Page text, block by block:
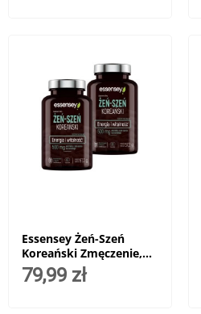
Essensey Żeń-Szeń
Koreański Zmęczenie,
stres i poprawa kondycji
79,99 zł